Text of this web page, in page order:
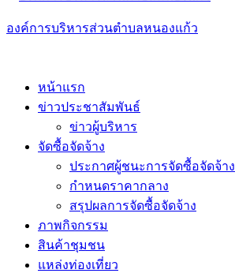
content
องค์การบริหารส่วนตำบลหนองแก้ว
หน้าแรก
ข่าวประชาสัมพันธ์
ข่าวผู้บริหาร
จัดซื้อจัดจ้าง
ประกาศผู้ชนะการจัดซื้อจัดจ้าง
กำหนดราคากลาง
สรุปผลการจัดซื้อจัดจ้าง
ภาพกิจกรรม
สินค้าชุมชน
แหล่งท่องเที่ยว